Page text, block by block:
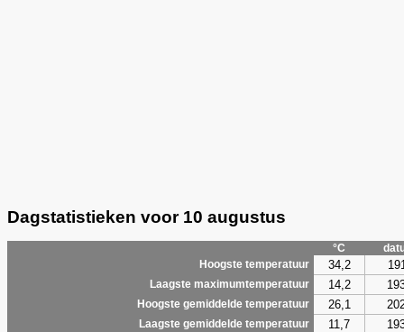
Dagstatistieken voor 10 augustus
°C
Hoogste temperatuur
34,2
Laagste maximumtemperatuur 14,2
Hoogste gemiddelde temperatuur 26,1
Laagste gemiddelde temperatuur 11,7